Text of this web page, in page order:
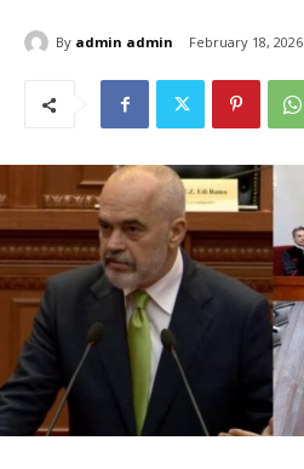
By admin admin February 18, 2026